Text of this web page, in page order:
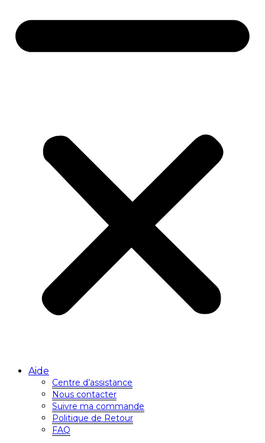
Aide
Centre d’assistance
Nous contacter
Suivre ma commande
Politique de Retour
FAQ